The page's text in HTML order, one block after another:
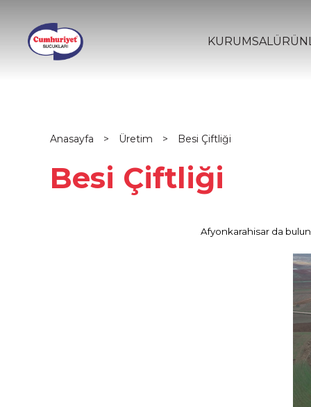
KURUMSAL
Anasayfa Üretim Besi Çiftliği
Besi Çiftliği
Afyonkarahisar da